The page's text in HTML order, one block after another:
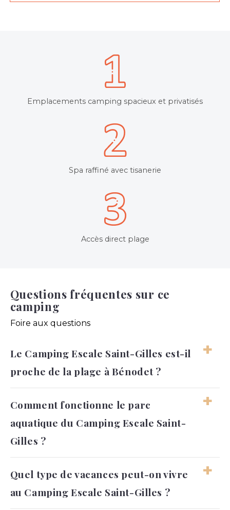
Emplacements camping spacieux et privatisés
Spa raffiné avec tisanerie
Accès direct plage
Questions fréquentes sur ce
camping
Foire aux questions
Le Camping Escale Saint-Gilles est-il
proche de la plage à Bénodet ?
Oui, le Camping Escale Saint-Gilles bénéficie
d’une situation intéressante à Bénodet pour les
vacanciers qui souhaitent profiter rapidement du
bord de mer. Cette proximité permet d’organiser
facilement des journées entre plage,
promenades et activités au camping sans longs
trajets quotidiens. Dans le Finistère, beaucoup de
séjour où l’océan reste accessible tout au long
Comment fonctionne le parc
aquatique du Camping Escale Saint-
Gilles ?
Le parc aquatique du Camping Escale Saint-Gilles
fait partie des équipements les plus importants
du séjour, notamment pour les familles qui
Quel type de vacances peut-on vivre
au Camping Escale Saint-Gilles ?